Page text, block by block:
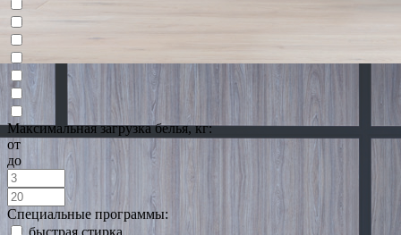
Максимальная загрузка белья, кг:
от
до
Специальные программы:
быстрая стирка